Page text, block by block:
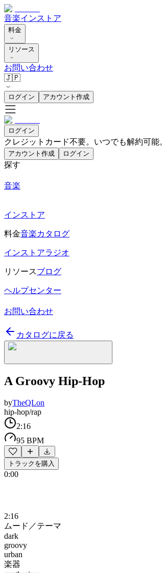
音楽インストア
料金
リソース
お問い合わせ
🇯🇵
ログイン アカウント作成
ログイン
クレジットカード不要。いつでも解約可能
アカウント作成 ログイン
探す
音楽
インストア
料金音楽カタログ
インストアラジオ
リソースブログ
ヘルプセンター
お問い合わせ
カタログに戻る
A Groovy Hip-Hop
byTheQLon
hip-hop/rap
2:16
95 BPM
トラックを購入
0:00
2:16
ムード／テーマ
dark
groovy
urban
楽器